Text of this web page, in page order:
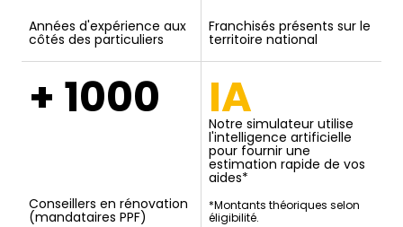
Années d'expérience aux
côtés des particuliers
Franchisés présents sur le
territoire national
+ 1000
Conseillers en rénovation
(mandataires PPF)
IA
Notre simulateur utilise
l'intelligence artificielle
pour fournir une
estimation rapide de vos
aides*
*Montants théoriques selon
éligibilité.